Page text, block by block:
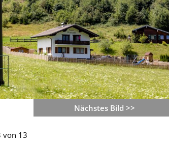
Nächstes Bild >>
von 13
Alpine Coaster - Imst - Tirol - Bilder
Mehr als 3,5 Kilometer Fahrspaß auf dem
Bilder des Coasters ansehen.